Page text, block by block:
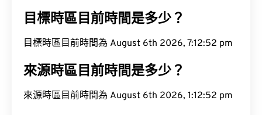
目標時區目前時間是多少？
目標時區目前時間為 August 6th 2026, 7:12:53 pm
來源時區目前時間是多少？
來源時區目前時間為 August 6th 2026, 1:12:53 pm